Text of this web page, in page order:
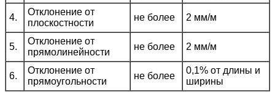
4.
Отклонение от
плоскостности
не более 2 мм/м
5.
Отклонение от
прямолинейности
не более 2 мм/м
6.
Отклонение от
прямоугольности
не более
0,1% от длины и
ширины